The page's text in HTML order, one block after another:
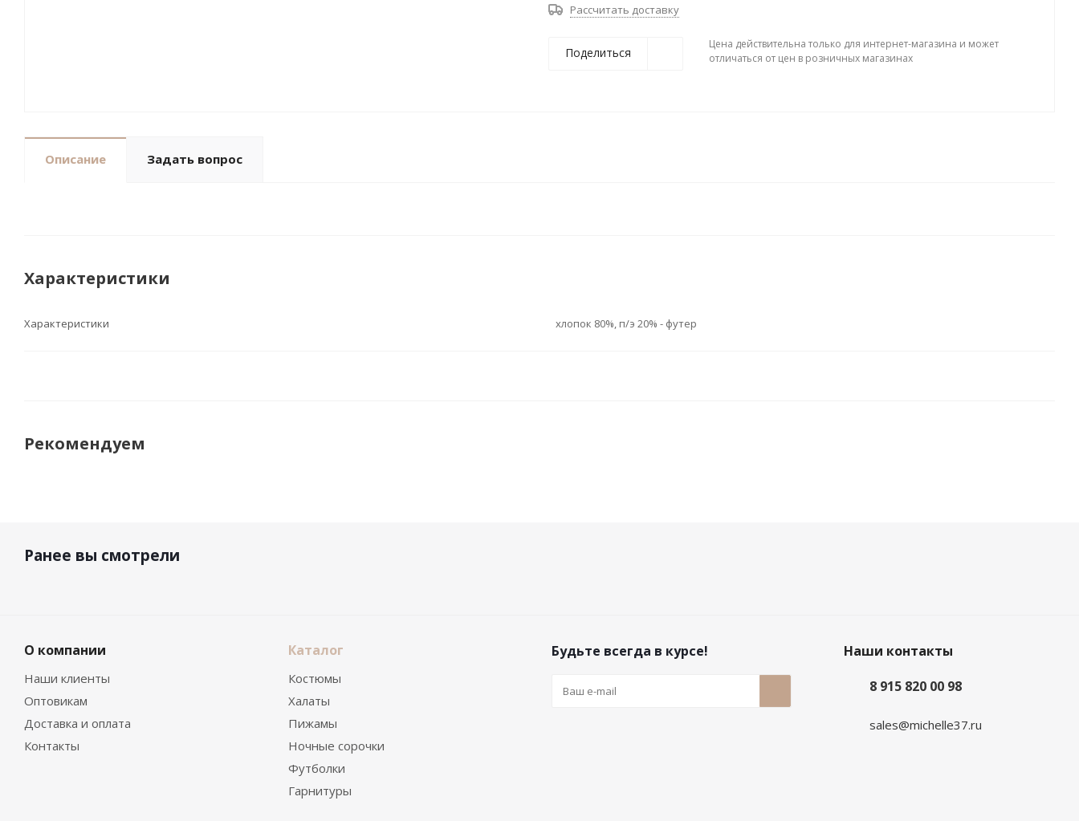
Рассчитать доставку
Поделиться
Цена действительна только для интернет-магазина и может
отличаться от цен в розничных магазинах
Описание Задать вопрос
Характеристики
Характеристики хлопок 80%, п/э 20% - футер
Рекомендуем
Ранее вы смотрели
О компании
Наши клиенты
Оптовикам
Доставка и оплата
Контакты
Каталог
Костюмы
Халаты
Пижамы
Ночные сорочки
Футболки
Гарнитуры
Будьте всегда в курсе!
Наши контакты
8 915 820 00 98
sales@michelle37.ru